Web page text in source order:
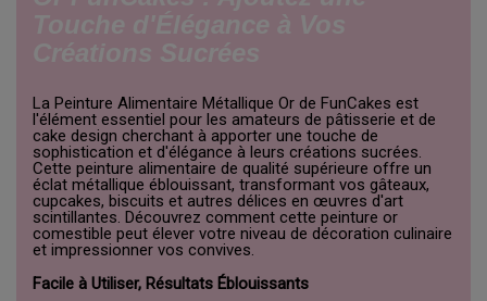
La Peinture Alimentaire Métallique Or de FunCakes est
l'élément essentiel pour les amateurs de pâtisserie et de
cake design cherchant à apporter une touche de
sophistication et d'élégance à leurs créations sucrées.
Cette peinture alimentaire de qualité supérieure offre un
éclat métallique éblouissant, transformant vos gâteaux,
cupcakes, biscuits et autres délices en œuvres d'art
scintillantes. Découvrez comment cette peinture or
comestible peut élever votre niveau de décoration culinaire
et impressionner vos convives.
Facile à Utiliser, Résultats Éblouissants